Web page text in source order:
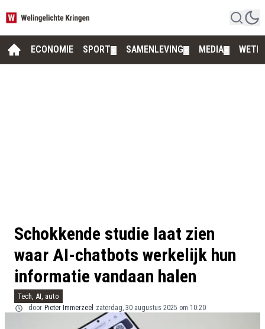
ECONOMIE SPORT SAMENLEVING MEDIA
Schokkende studie laat zien
waar AI-chatbots werkelijk hun
informatie vandaan halen
Tech, AI, auto
door Pieter Immerzeel zaterdag, 30 augustus 2025 om 10:20